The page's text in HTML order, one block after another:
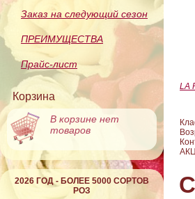
Заказ на следующий сезон
ПРЕИМУЩЕСТВА
Прайс-лист
Корзина
В корзине нет
товаров
2026 ГОД - БОЛЕЕ 5000 СОРТОВ
РОЗ